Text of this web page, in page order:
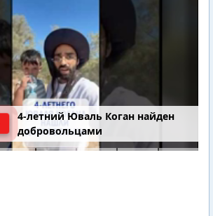
4-летний Юваль Коган найден
добровольцами